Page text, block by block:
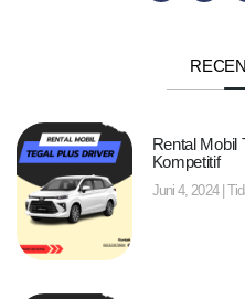
Rental Mobil
Kompetitif
Juni 4, 2024